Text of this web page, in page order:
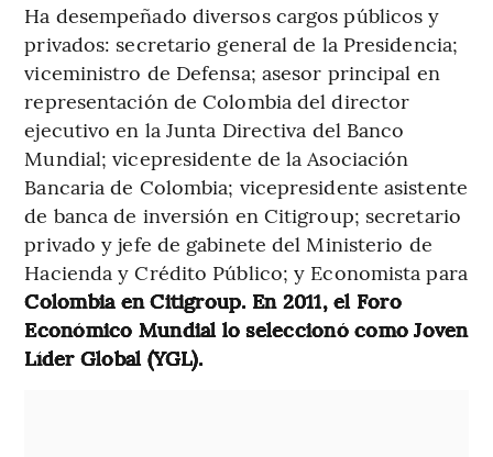
Ha desempeñado diversos cargos públicos y
privados: secretario general de la Presidencia;
viceministro de Defensa; asesor principal en
representación de Colombia del director
ejecutivo en la Junta Directiva del Banco
Mundial; vicepresidente de la Asociación
Bancaria de Colombia; vicepresidente asistente
de banca de inversión en Citigroup; secretario
privado y jefe de gabinete del Ministerio de
Hacienda y Crédito Público; y Economista para
Colombia en Citigroup. En 2011, el Foro
Económico Mundial lo seleccionó como Joven
Líder Global (YGL).